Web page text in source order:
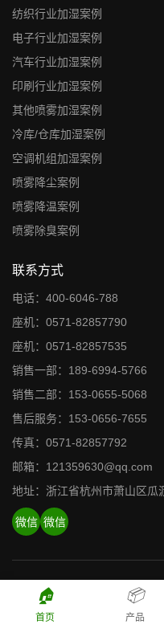
纺织行业加湿案例
电子行业加湿案例
汽车行业加湿案例
印刷行业加湿案例
其他喷雾加湿案例
冷库/仓库加湿案例
空调机组加湿案例
喷雾降尘案例
喷雾降温案例
喷雾除臭案例
联系方式
电话：400-6046-788
座机：0571-82857790
座机：0571-82857535
销售一部：189-6994-5766
销售二部：153-0655-5068
售后服务：153-0656-7655
传真：0571-82857792
邮箱：121359630@qq.com
地址：浙江省杭州市萧山区瓜
微信 微信
浙江佳实智能科技有限公司
🏠
首页
📦
产品